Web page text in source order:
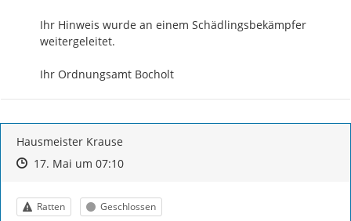
Ihr Hinweis wurde an einem Schädlingsbekämpfer
weitergeleitet.
Ihr Ordnungsamt Bocholt
Hausmeister Krause
Zeitpunkt des Erstellens
Zeitpunkt des Erstellens
17. Mai um 07:10Zur Äußerung
Kategorie
Ratten Status
Geschlossen